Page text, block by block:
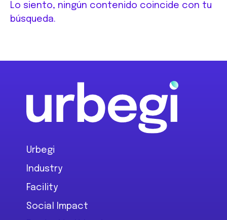
Lo siento, ningún contenido coincide con tu
búsqueda.
Footer
Urbegi
Industry
Facility
Social Impact